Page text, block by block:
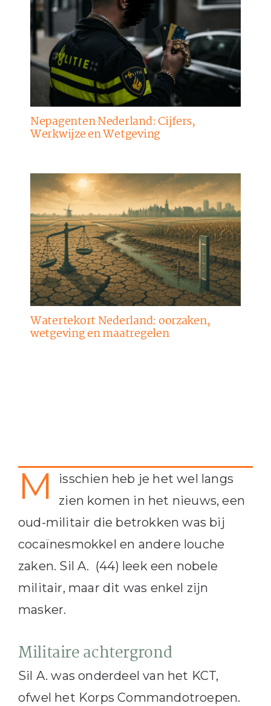
Nepagenten Nederland: Cijfers,
Werkwijze en Wetgeving
Watertekort Nederland: oorzaken,
wetgeving en maatregelen
M
isschien heb je het wel langs
zien komen in het nieuws, een
oud-militair die betrokken was bij
cocaïnesmokkel en andere louche
zaken. Sil A. (44) leek een nobele
militair, maar dit was enkel zijn
masker.
Militaire achtergrond
Sil A. was onderdeel van het KCT,
ofwel het Korps Commandotroepen.